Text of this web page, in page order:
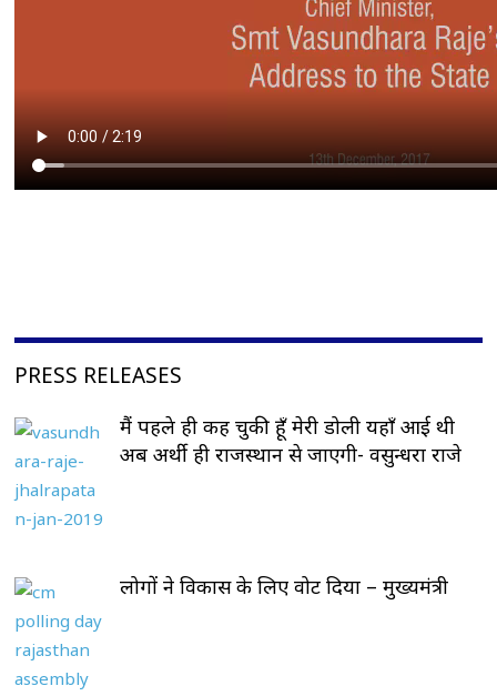
PRESS RELEASES
मैं पहले ही कह चुकी हूँ मेरी डोली यहाँ आई थी
अब अर्थी ही राजस्थान से जाएगी- वसुन्धरा राजे
लोगों ने विकास के लिए वोट दिया – मुख्यमंत्री